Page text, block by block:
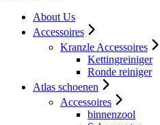
About Us
Accessoires
Kranzle Accessoires
Kettingreiniger
Ronde reiniger
Atlas schoenen
Accessoires
binnenzool